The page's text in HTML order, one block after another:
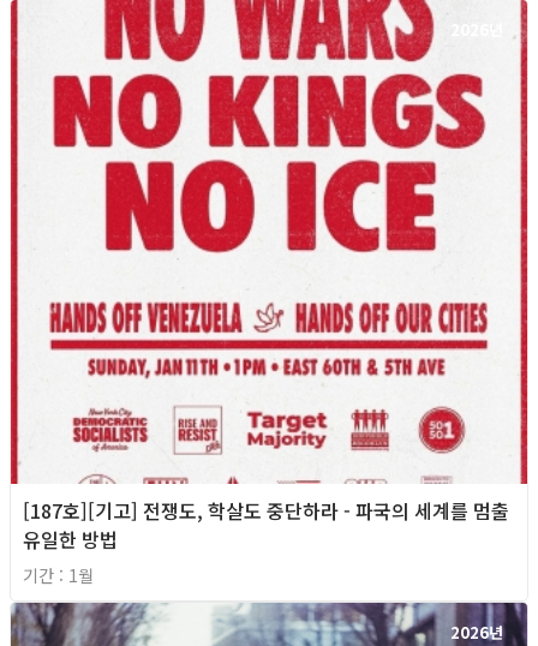
2026년
[187호][기고] 전쟁도, 학살도 중단하라 - 파국의 세계를 멈출
유일한 방법
기간 : 1월
2026년